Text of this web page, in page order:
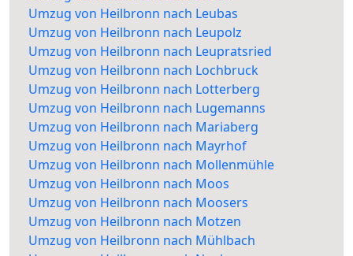
Umzug von Heilbronn nach Leubas
Umzug von Heilbronn nach Leupolz
Umzug von Heilbronn nach Leupratsried
Umzug von Heilbronn nach Lochbruck
Umzug von Heilbronn nach Lotterberg
Umzug von Heilbronn nach Lugemanns
Umzug von Heilbronn nach Mariaberg
Umzug von Heilbronn nach Mayrhof
Umzug von Heilbronn nach Mollenmühle
Umzug von Heilbronn nach Moos
Umzug von Heilbronn nach Moosers
Umzug von Heilbronn nach Motzen
Umzug von Heilbronn nach Mühlbach